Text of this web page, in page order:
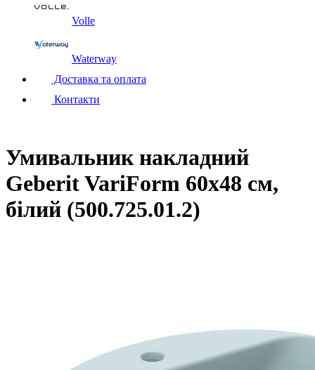
Volle
Waterway
Доставка та оплата
Контакти
Умивальник накладний
Geberit VariForm 60х48 см,
білий (500.725.01.2)